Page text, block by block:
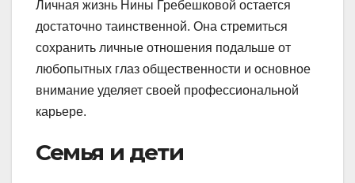
Личная жизнь Нины Гребешковой остается
достаточно таинственной. Она стремиться
сохранить личные отношения подальше от
любопытных глаз общественности и основное
внимание уделяет своей профессиональной
карьере.
Семья и дети